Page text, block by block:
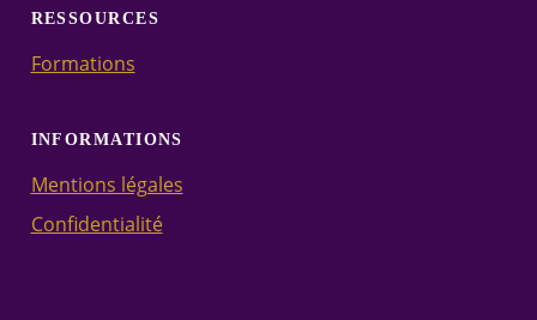
RESSOURCES
Formations
INFORMATIONS
Mentions légales
Confidentialité